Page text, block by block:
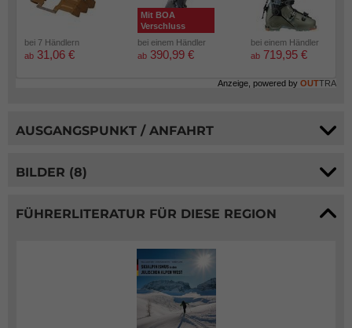
bei 7 Händlern
ab 31,06 €
Mit BOA
Verschluss
bei einem Händler
ab 390,99 €
bei einem Händler
ab 719,95 €
Anzeige, powered by OUTTRA
AUSGANGSPUNKT / ANFAHRT
BILDER (8)
FÜHRERLITERATUR FÜR DIESE REGION